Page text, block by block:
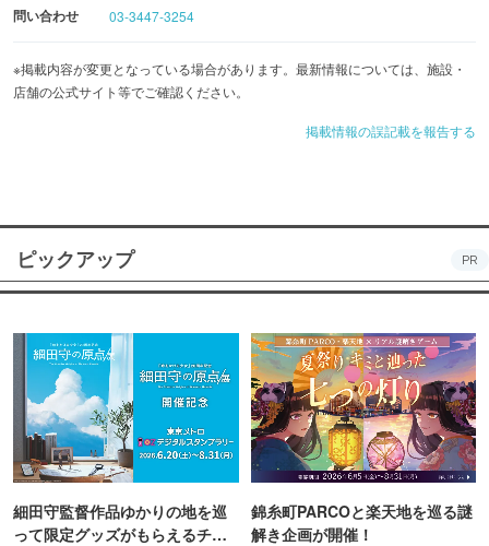
問い合わせ 03-3447-3254
※掲載内容が変更となっている場合があります。最新情報については、施設・
店舗の公式サイト等でご確認ください。
掲載情報の誤記載を報告する
ピックアップ PR
細田守監督作品ゆかりの地を巡
って限定グッズがもらえるチャ
錦糸町PARCOと楽天地を巡る謎
解き企画が開催！